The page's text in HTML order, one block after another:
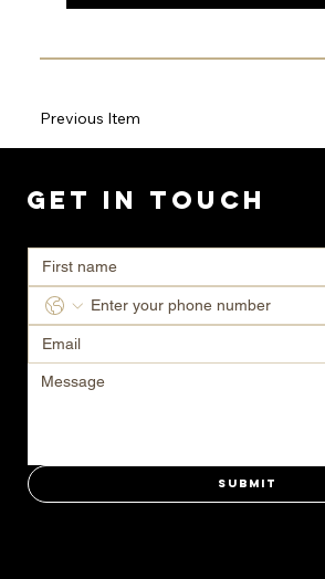
Previous Item
Get in Touch
Submit